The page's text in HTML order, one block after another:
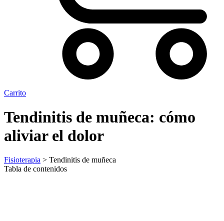
Carrito
Tendinitis de muñeca: cómo
aliviar el dolor
Fisioterapia > Tendinitis de muñeca
Tabla de contenidos